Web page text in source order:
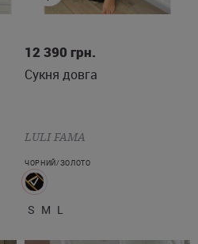
12 390 грн.
Сукня довга
LULI FAMA
ЧОРНИЙ/ЗОЛОТО
S M L